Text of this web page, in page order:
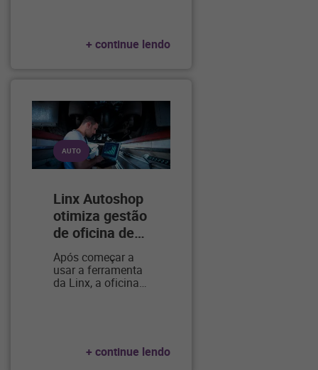
+ continue lendo
AUTO
Linx Autoshop
otimiza gestão
de oficina de…
Após começar a
usar a ferramenta
da Linx, a oficina…
+ continue lendo